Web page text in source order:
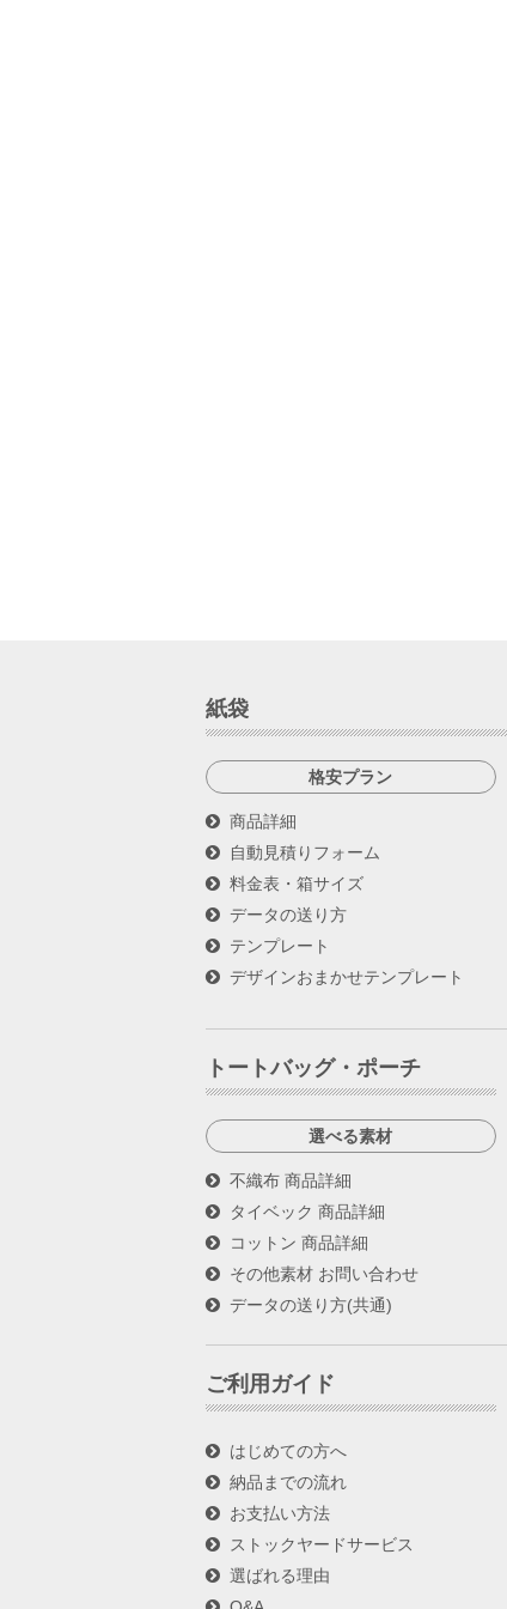
紙袋
格安プラン
商品詳細
自動見積りフォーム
料金表・箱サイズ
データの送り方
テンプレート
デザインおまかせテンプレート
トートバッグ・ポーチ
選べる素材
不織布 商品詳細
タイベック 商品詳細
コットン 商品詳細
その他素材 お問い合わせ
データの送り方(共通)
ご利用ガイド
はじめての方へ
納品までの流れ
お支払い方法
ストックヤードサービス
選ばれる理由